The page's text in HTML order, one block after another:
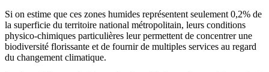
Si on estime que ces zones humides représentent seulement 0,2% de
la superficie du territoire national métropolitain, leurs conditions
physico-chimiques particulières leur permettent de concentrer une
biodiversité florissante et de fournir de multiples services au regard
du changement climatique.